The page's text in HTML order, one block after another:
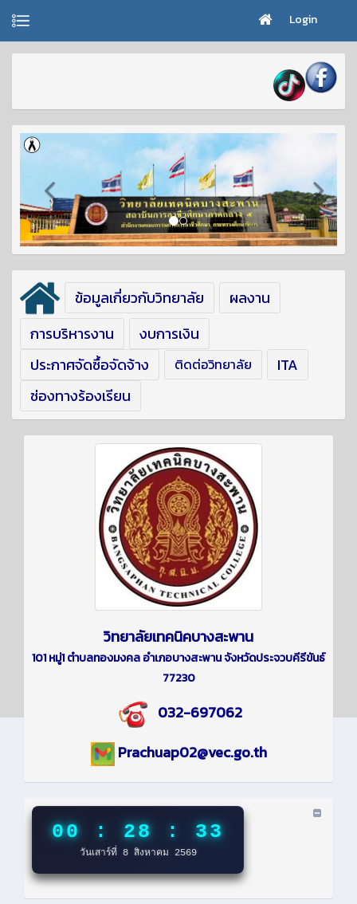
Login
ข้อมูลเกี่ยวกับวิทยาลัย
ผลงาน
การบริหารงาน
งบการเงิน
ประกาศจัดซื้อจัดจ้าง
ติดต่อวิทยาลัย
ITA
ช่องทางร้องเรียน
วิทยาลัยเทคนิคบางสะพาน
101 หมู่1 ตำบลทองมงคล อำเภอบางสะพาน จังหวัดประจวบคีรีขันธ์
77230
032-697062
Prachuap02@vec.go.th
00 : 28 : 34
วันเสาร์ที่ 8 สิงหาคม 2569